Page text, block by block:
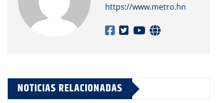
https://www.metro.hn
NOTICIAS RELACIONADAS